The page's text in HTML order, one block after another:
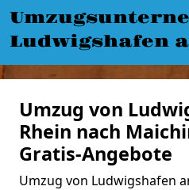
Ludwigshafen
Umzug von
Rhein nach
Gratis-Angebote
Umzug von Ludwigshafen